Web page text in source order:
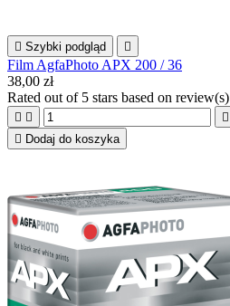
 Szybki podgląd 
Film AgfaPhoto APX 200 / 36
38,00 zł
Rated out of 5 stars based on review(s)
  
 Dodaj do koszyka